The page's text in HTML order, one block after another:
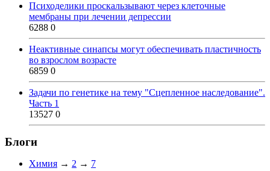
Психоделики проскальзывают через клеточные
мембраны при лечении депрессии
6288 0
Неактивные синапсы могут обеспечивать пластичность
во взрослом возрасте
6859 0
Задачи по генетике на тему "Сцепленное наследование".
Часть 1
13527 0
Блоги
Химия → 2 → 7